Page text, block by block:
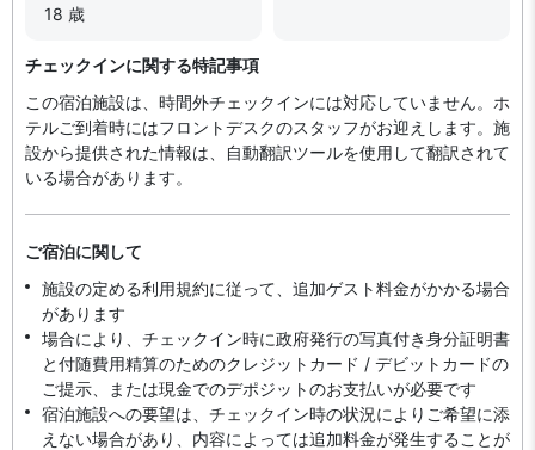
18 歳
チェックインに関する特記事項
この宿泊施設は、時間外チェックインには対応していません。ホ
テルご到着時にはフロントデスクのスタッフがお迎えします。施
設から提供された情報は、自動翻訳ツールを使用して翻訳されて
いる場合があります。
ご宿泊に関して
施設の定める利用規約に従って、追加ゲスト料金がかかる場合
があります
場合により、チェックイン時に政府発行の写真付き身分証明書
と付随費用精算のためのクレジットカード / デビットカードの
ご提示、または現金でのデポジットのお支払いが必要です
宿泊施設への要望は、チェックイン時の状況によりご希望に添
えない場合があり、内容によっては追加料金が発生することが